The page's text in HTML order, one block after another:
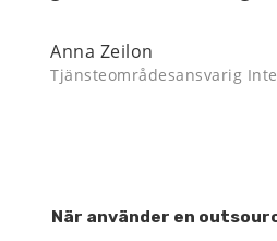
Anna Zeilon
Tjänsteområdesansvarig
När använder en